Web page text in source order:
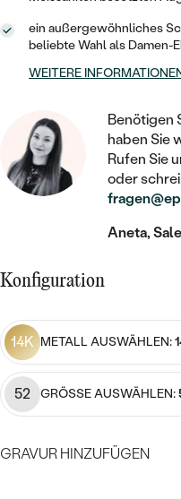
GEHÄMMERTE
IM SET
GÜNSTIG
LUXURIÖSE
WÄHLE EINEN
DIAMANTEN ZUM
LAB GROWN
EINFASSEN
FARBIGE
MIT DIAMANT
MIT LAB GROWN
MIT MOISSANIT
MIT FARBIGEN
MIT SCHWARZEN
SCHMUCKSET
SCHMUCK FÜR
BROSCHEN
NACH MATERIAL
SILBER
PLATIN
NACH STEIN
SOLITÄR
HERZ
PIERCINGS
MIT EDELSTEIN
NACH PREIS
MIT
MINIMALISTISCH
MEDAILLON
KETTEN
HERZKETTEN
MIT DIAMANT
MIT EDELSTEIN
SIEGELRINGE
PERSONALISIERT
NACH EDELSTEIN
MIT DIAMANT
MIT EDELSTEIN
PERLENRINGE
PREISWERTE
ein außergewöhnliches
beliebte Wahl als Damen-
WEITERE
Benötigen
haben Sie
Rufen Sie
oder
Aneta,
Konfiguration
14K METALL AUSWÄHLEN:
52 GRÖSSE AUSWÄHLEN:
GRAVUR HINZUFÜGEN